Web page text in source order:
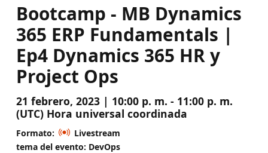
Bootcamp - MB Dynamics
365 ERP Fundamentals |
Ep4 Dynamics 365 HR y
Project Ops
21 febrero, 2023 | 10:00 p. m. - 11:00 p. m.
(UTC) Hora universal coordinada
Formato:
Livestream
tema del evento: DevOps